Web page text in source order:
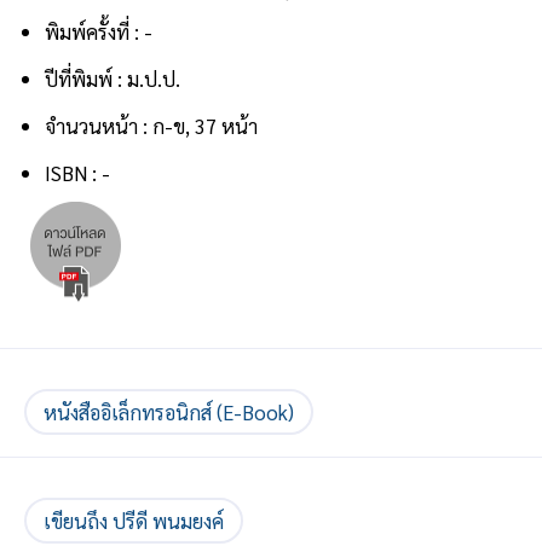
พิมพ์ครั้งที่ : -
ปีที่พิมพ์ : ม.ป.ป.
จำนวนหน้า : ก-ข, 37 หน้า
ISBN : -
หนังสืออิเล็กทรอนิกส์ (E-Book)
เขียนถึง ปรีดี พนมยงค์